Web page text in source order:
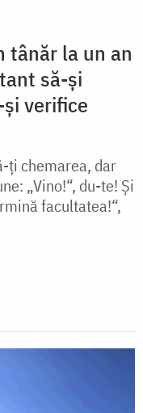
tânăr la un an
să-și
verifice
ți chemarea, dar
„Vino!“, du-te! Și
facultatea!“,